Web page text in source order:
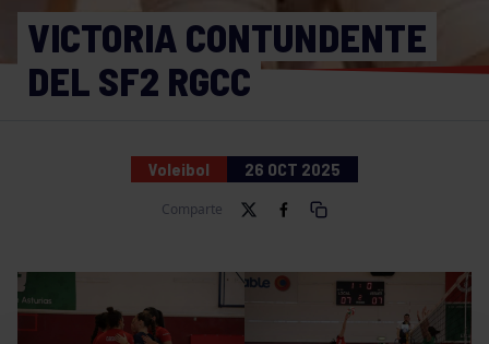
VICTORIA CONTUNDENTE
DEL SF2 RGCC
Voleibol 26 OCT 2025
Comparte